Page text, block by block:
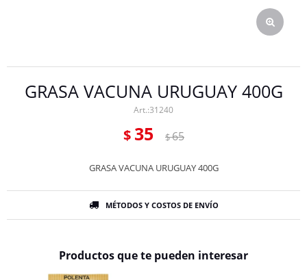
GRASA VACUNA URUGUAY 400G
31240
$ 35 $65
GRASA VACUNA URUGUAY 400G
MÉTODOS Y COSTOS DE ENVÍO
Productos que te pueden interesar